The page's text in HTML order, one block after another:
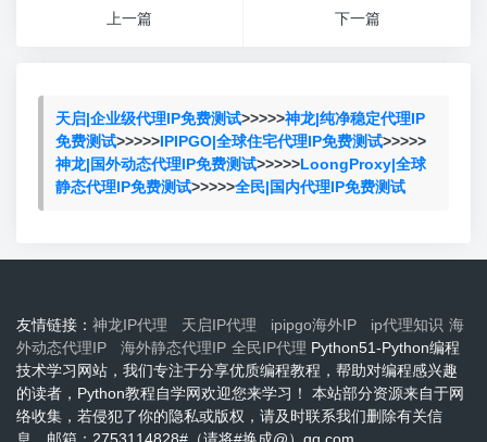
上一篇
下一篇
天启|企业级代理IP免费测试>>>>>神龙|纯净稳定代理IP
免费测试>>>>>IPIPGO|全球住宅代理IP免费测试>>>>>
神龙|国外动态代理IP免费测试>>>>>LoongProxy|全球
静态代理IP免费测试>>>>>全民|国内代理IP免费测试
友情链接： 神龙IP代理 天启IP代理 ipipgo海外IP ip代理知识 海
外动态代理IP
海外静态代理IP 全民IP代理 Python51-Python编程
技术学习网站，我们专注于分享优质编程教程，帮助对编程感兴趣
的读者，Python教程自学网欢迎您来学习！ 本站部分资源来自于网
络收集，若侵犯了你的隐私或版权，请及时联系我们删除有关信